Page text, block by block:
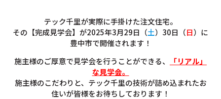
テック千里が実際に手掛けた注文住宅。
その【完成見学会】が2025年3月29日（土）30日（日）に
豊中市で開催されます！
施主様のご厚意で見学会を行うことができる、
「リアル」
な見学会。
施主様のこだわりと、テック千里の技術が詰め込まれたお
住いが皆様をお待ちしております！